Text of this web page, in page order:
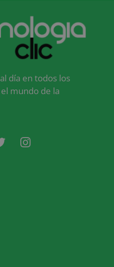
día en todos los
mundo de la